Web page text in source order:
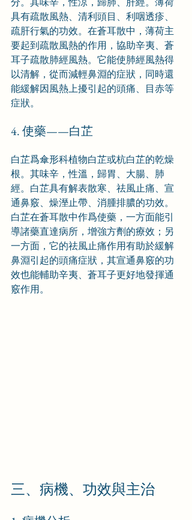
具有疏散風熱、清利頭目、利咽透疹、
疏肝行氣的功效。在蒼耳散中，薄荷主
要起到疏散風熱的作用，協助辛夷、蒼
耳子疏散肺經風熱。它能使肺經風熱得
以清解，從而減輕鼻淵的症狀，同時還
能緩解因風熱上擾引起的頭痛、目赤等
症狀。
4. 使藥——白芷
白芷爲傘形科植物白芷或杭白芷的乾燥
根。其味辛，性溫，歸胃、大腸、肺
經。白芷具有解表散寒、祛風止痛、宣
通鼻竅、燥溼止帶、消腫排膿的功效。
白芷在蒼耳散中作爲使藥，一方面能引
導諸藥直達病所，增強方劑的療效；另
一方面，它的祛風止痛作用有助於緩解
鼻淵引起的頭痛症狀，其宣通鼻竅的功
效也能輔助辛夷、蒼耳子更好地發揮通
竅作用。
三、病機、功效與主治